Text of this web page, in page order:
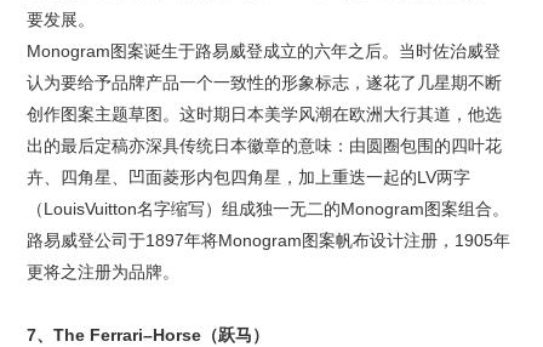
要发展。
Monogram图案诞生于路易威登成立的六年之后。当时佐治威登
认为要给予品牌产品一个一致性的形象标志，遂花了几星期不断
创作图案主题草图。这时期日本美学风潮在欧洲大行其道，他选
出的最后定稿亦深具传统日本徽章的意味：由圆圈包围的四叶花
卉、四角星、凹面菱形内包四角星，加上重迭一起的LV两字
（LouisVuitton名字缩写）组成独一无二的Monogram图案组合。
路易威登公司于1897年将Monogram图案帆布设计注册，1905年
更将之注册为品牌。
7、The Ferrari–Horse（跃马）